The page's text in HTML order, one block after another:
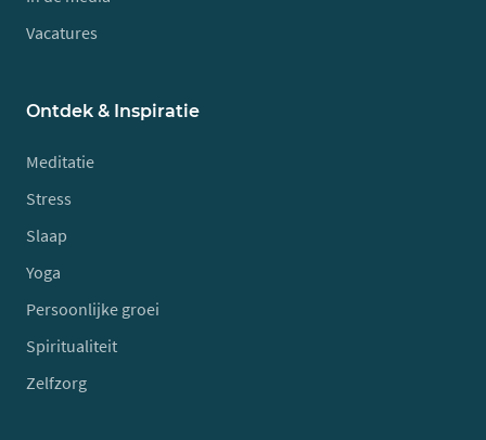
Vacatures
Ontdek & Inspiratie
Meditatie
Stress
Slaap
Yoga
Persoonlijke groei
Spiritualiteit
Zelfzorg